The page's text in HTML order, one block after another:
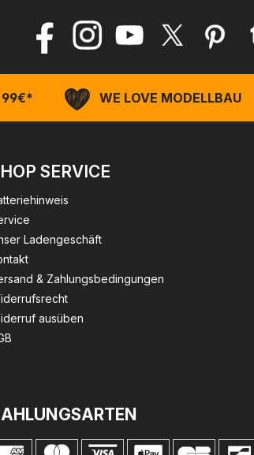
99€* WE LOVE MODELLBAU
SERVICE
Ladengeschäft
& Zahlungsbedingungen
ausüben